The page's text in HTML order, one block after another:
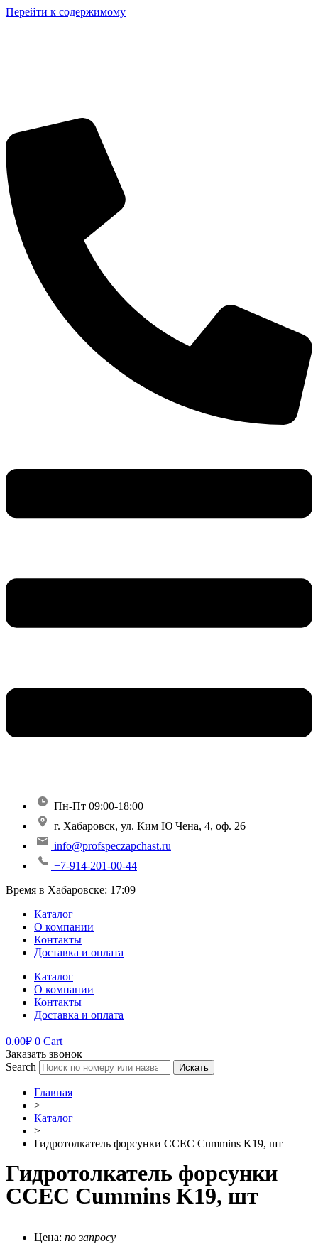
Перейти к содержимому
Пн-Пт 09:00-18:00
г. Хабаровск, ул. Ким Ю Чена, 4, оф. 26
info@profspeczapchast.ru
+7-914-201-00-44
Время в Хабаровске: 17:09
Каталог
О компании
Контакты
Доставка и оплата
Каталог
О компании
Контакты
Доставка и оплата
0.00₽ 0 Cart
Заказать звонок
Search
Искать
Главная
>
Каталог
>
Гидротолкатель форсунки CCEC Cummins K19, шт
Гидротолкатель форсунки
CCEC Cummins K19, шт
Цена: по запросу